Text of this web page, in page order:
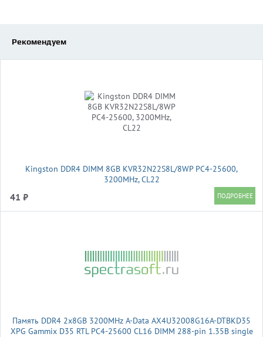
Рекомендуем
Kingston DDR4 DIMM 8GB KVR32N22S8L/8WP PC4-25600,
3200MHz, CL22
41 ₽
Память DDR4 2x8GB 3200MHz A-Data AX4U32008G16A-DTBKD35
XPG Gammix D35 RTL PC4-25600 CL16 DIMM 288-pin 1.35В single